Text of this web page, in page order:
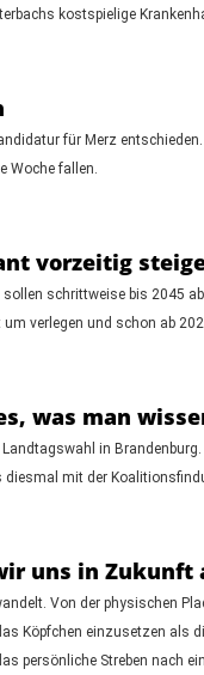
kostspielige
für Merz
Woche fallen.
vorzeitig
schrittweise bis 2045
verlegen und schon ab
was man
in
diesmal mit der
uns in
Von der physischen
Köpfchen einzusetzen als
persönliche Streben nach